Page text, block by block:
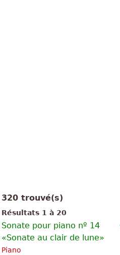
320 trouvé(s)
Résultats 1 à 20
Sonate pour piano nº 14
«Sonate au clair de lune»
Piano